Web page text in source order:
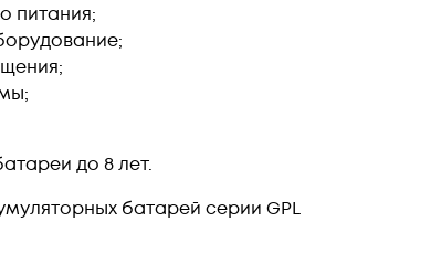
питания;
до 8 лет.
батарей серии GPL